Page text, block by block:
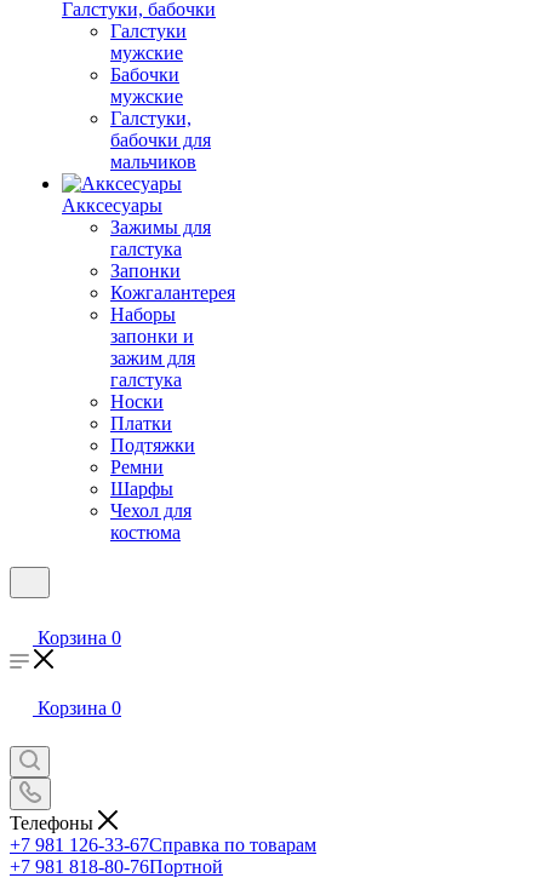
Галстуки, бабочки
Галстуки
мужские
Бабочки
мужские
Галстуки,
бабочки для
мальчиков
Акксесуары
Зажимы для
галстука
Запонки
Кожгалантерея
Наборы
запонки и
зажим для
галстука
Носки
Платки
Подтяжки
Ремни
Шарфы
Чехол для
костюма
Корзина 0
Корзина 0
Телефоны
+7 981 126-33-67Справка по товарам
+7 981 818-80-76Портной